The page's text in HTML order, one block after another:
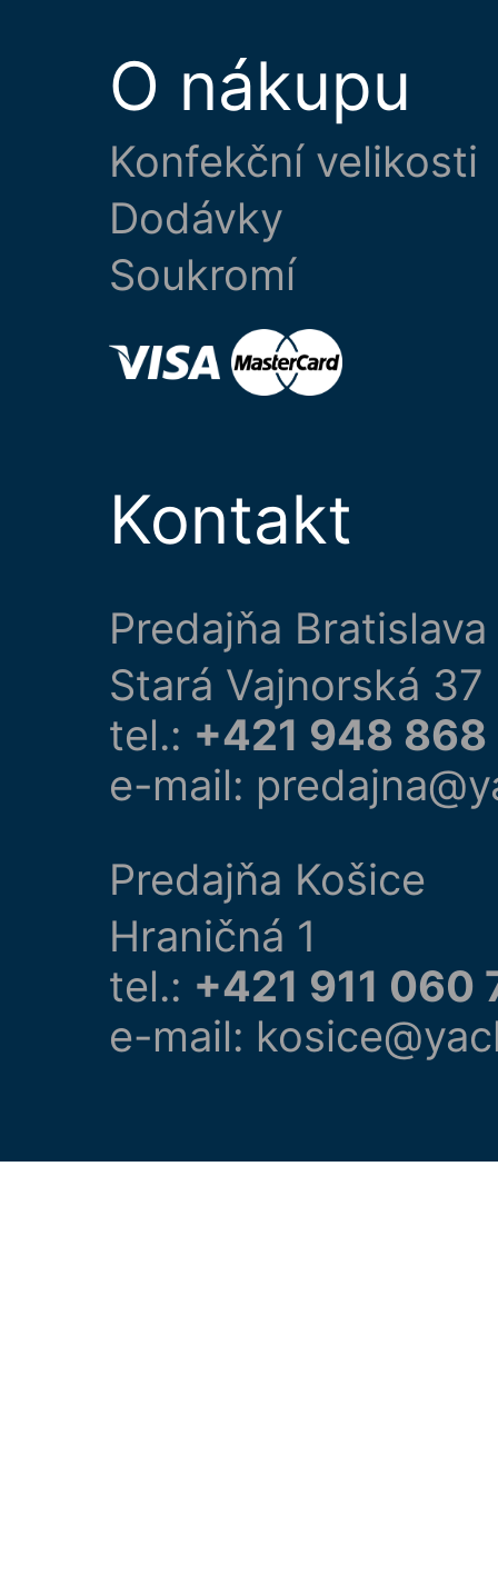
O nákupu
Konfekční velikosti
Dodávky
Soukromí
Kontakt
Predajňa Bratislava
Stará Vajnorská 37
tel.: +421 948
e-mail:
Predajňa Košice
Hraničná 1
tel.: +421 911 060
e-mail: